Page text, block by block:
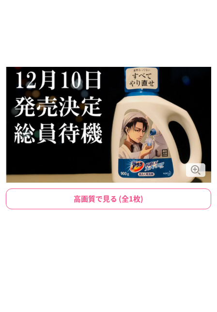
高画質で見る (全1枚)